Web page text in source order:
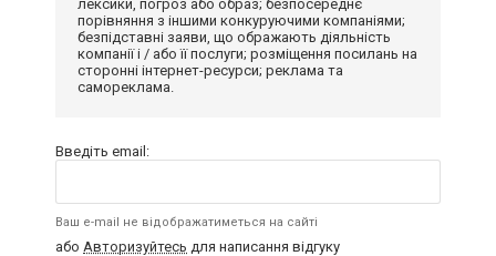
лексики, погроз або образ; безпосереднє
порівняння з іншими конкуруючими компаніями;
безпідставні заяви, що ображають діяльність
компанії і / або її послуги; розміщення посилань на
сторонні інтернет-ресурси; реклама та
самореклама.
Введіть email:
Ваш e-mail не відображатиметься на сайті
або Авторизуйтесь для написання відгуку